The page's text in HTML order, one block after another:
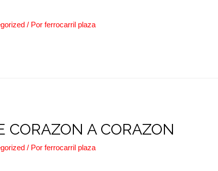
/ Porferrocarril plaza
CORAZON A CORAZON
/ Porferrocarril plaza